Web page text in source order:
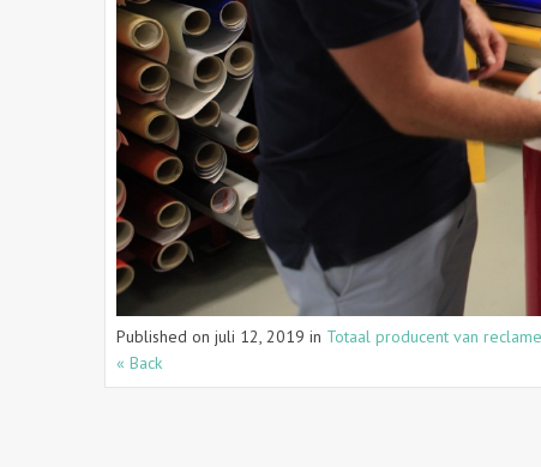
Published on juli 12, 2019 in Totaal producent van
« Back